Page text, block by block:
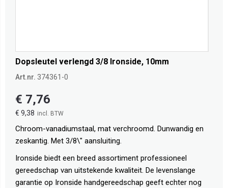
Dopsleutel verlengd 3/8 Ironside, 10mm
Art.nr. 374361-0
€ 9,38
€ 7,76
Chroom-vanadiumstaal, mat verchroomd. Dunwandig en
zeskantig. Met 3/8\" aansluiting.
Ironside biedt een breed assortiment professioneel
gereedschap van uitstekende kwaliteit. De levenslange
garantie op Ironside handgereedschap geeft echter nog